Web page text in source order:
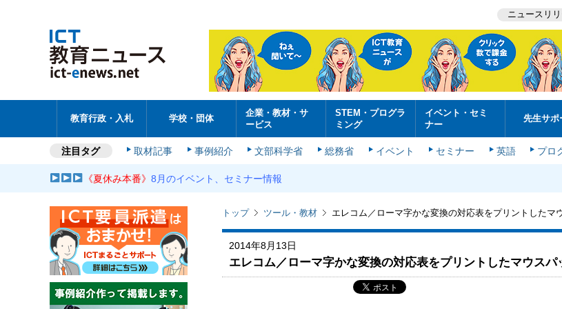
ニュースリ
教育行政・入札 学校・団体
企業・教材・サ
ービス
STEM・プログラ
ミング
イベント・セミ
ナー
先生サポ
注目タグ 取材記事 事例紹介 文部科学省 総務省 イベント セミナー 英語 プロ
《夏休み本番》8月のイベント、セミナー情報
トップ ツール・教材 エレコム／ローマ字かな変換の対応表をプリントしたマ
2014年8月13日
エレコム／ローマ字かな変換の対応表をプリントしたマウスパ